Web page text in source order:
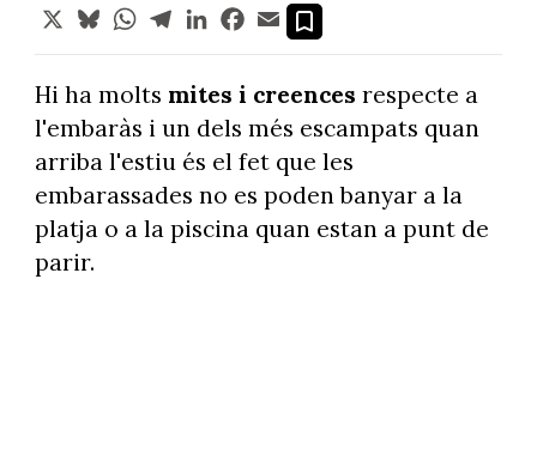
X BlueskyWhatsApp
TelegramLinkedInFacebook
Email
Hi ha molts mites i creences respecte a
l'embaràs i un dels més escampats quan
arriba l'estiu és el fet que les
embarassades no es poden banyar a la
platja o a la piscina quan estan a punt de
parir.